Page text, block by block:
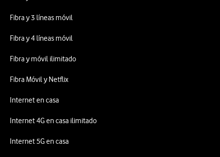
Fibra y 3 líneas móvil
Fibra y 4 líneas móvil
Fibra y móvil ilimitado
Fibra Móvil y Netflix
Internet en casa
Internet 4G en casa ilimitado
Internet 5G en casa